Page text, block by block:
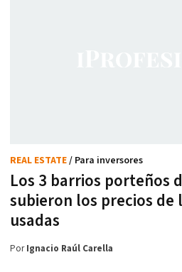
Los 3 barrios porteños
subieron los precios de
usadas
REAL ESTATE/ Para inversores
PorIgnacio Raúl Carella